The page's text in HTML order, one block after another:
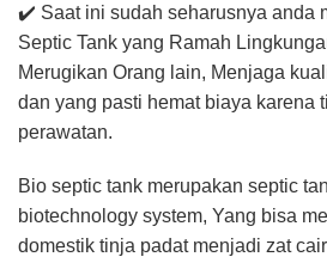
✔️ Saat ini sudah seharusnya anda
Septic Tank yang Ramah
Merugikan Orang lain, Menjaga
dan yang pasti hemat biaya karena
perawatan.
Bio septic tank merupakan septic
biotechnology system, Yang bisa
domestik tinja padat menjadi zat